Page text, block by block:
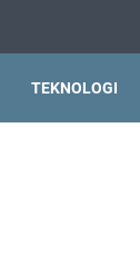
TEKNOLOGI